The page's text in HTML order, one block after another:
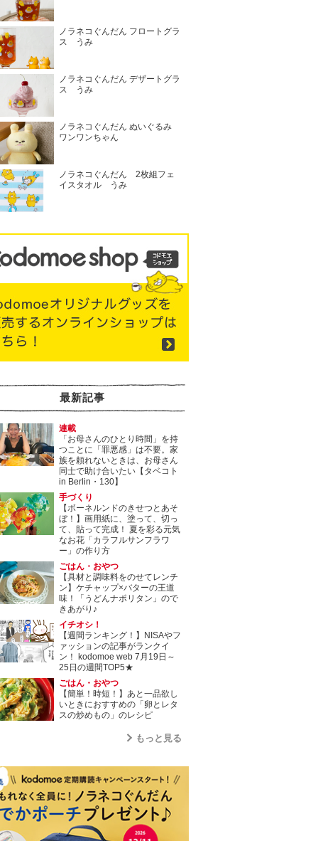
ノラネコぐんだん フロートグラ
ス うみ
ノラネコぐんだん デザートグラ
ス うみ
ノラネコぐんだん ぬいぐるみ
ワンワンちゃん
ノラネコぐんだん 2枚組フェ
イスタオル うみ
最新記事
連載
「お母さんのひとり時間」を持
つことに「罪悪感」は不要。家
族を頼れないときは、お母さん
同士で助け合いたい【タベコト
in Berlin・130】
手づくり
【ボーネルンドのきせつとあそ
ぼ！】画用紙に、塗って、切っ
て、貼って完成！ 夏を彩る元気
なお花「カラフルサンフラワ
ー」の作り方
ごはん・おやつ
【具材と調味料をのせてレンチ
ン】ケチャップ×バターの王道
味！「うどんナポリタン」ので
きあがり♪
イチオシ！
【週間ランキング！】NISAやフ
ァッションの記事がランクイ
ン！ kodomoe web 7月19日～
25日の週間TOP5★
ごはん・おやつ
【簡単！時短！】あと一品欲し
いときにおすすめの「卵とレタ
スの炒めもの」のレシピ
もっと見る